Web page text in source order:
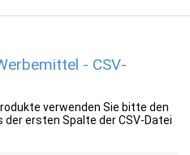
- CSV-
verwenden Sie bitte den
ersten Spalte der CSV-Datei